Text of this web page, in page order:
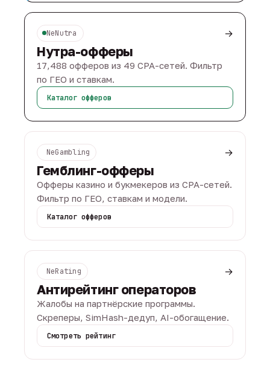
NeNutra →
Нутра-офферы
17,488 офферов из 49 CPA-сетей. Фильтр
по ГЕО и ставкам.
Каталог офферов
NeGambling →
Гемблинг-офферы
Офферы казино и букмекеров из CPA-сетей.
Фильтр по ГЕО, ставкам и модели.
Каталог офферов
NeRating →
Антирейтинг операторов
Жалобы на партнёрские программы.
Скреперы, SimHash-дедуп, AI-обогащение.
Смотреть рейтинг